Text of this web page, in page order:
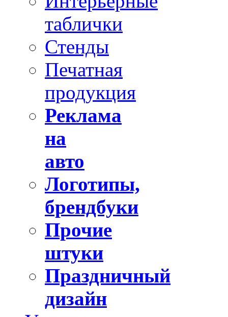
таблички
Стенды
Печатная
продукция
Реклама
на
авто
Логотипы,
брендбуки
Прочие
штуки
Праздничный
дизайн